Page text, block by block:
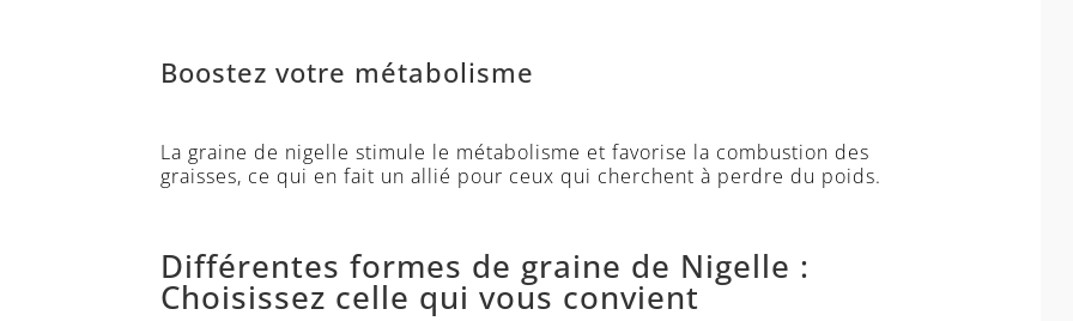
Boostez votre métabolisme
La graine de nigelle stimule le métabolisme et favorise la combustion des
graisses, ce qui en fait un allié pour ceux qui cherchent à perdre du poids.
Différentes formes de graine de Nigelle :
Choisissez celle qui vous convient